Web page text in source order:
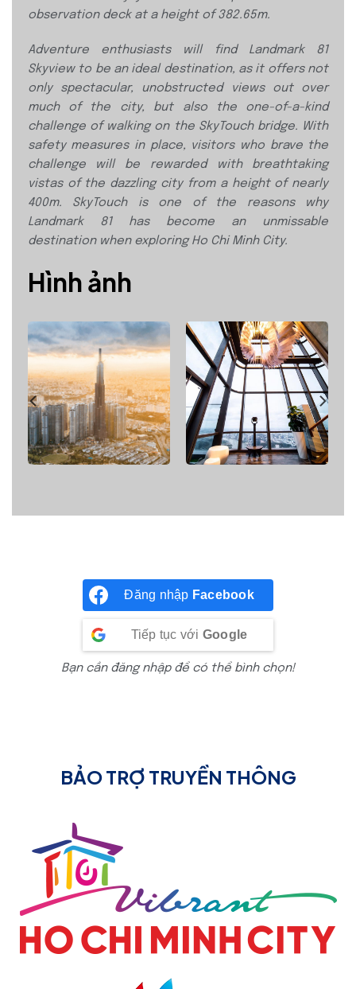
observation deck at a height of 382.65m.
Adventure enthusiasts will find Landmark 81
Skyview to be an ideal destination, as it offers not
only spectacular, unobstructed views out over
much of the city, but also the one-of-a-kind
challenge of walking on the SkyTouch bridge. With
safety measures in place, visitors who brave the
challenge will be rewarded with breathtaking
vistas of the dazzling city from a height of nearly
400m. SkyTouch is one of the reasons why
Landmark 81 has become an unmissable
destination when exploring Ho Chi Minh City.
Hình ảnh
Đăng nhập Facebook
Tiếp tục với Google
Bạn cần đăng nhập để có thể bình chọn!
BẢO TRỢ TRUYỀN THÔNG